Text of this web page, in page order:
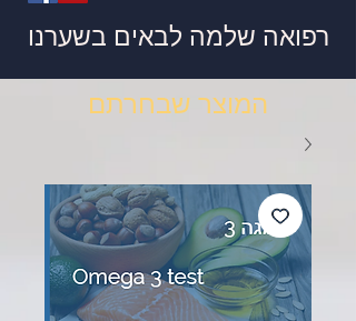
רפואה שלמה לבאים בשערנו
המוצר שבחרתם